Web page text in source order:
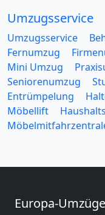
Umzugsservice
Umzugsservice
Fernumzug
Mini Umzug
Seniorenumzug
Entrümpelung
Möbellift
Europa-Umzüge